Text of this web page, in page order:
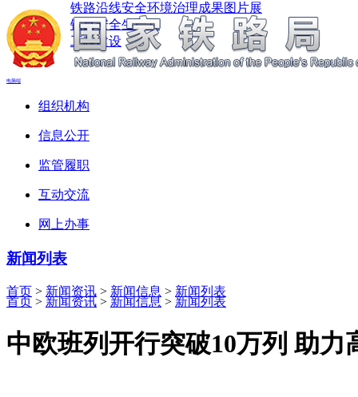
铁路沿线安全环境治理成果图片展
铁路安全生产月
工程建设
电脑端
组织机构
信息公开
监管履职
互动交流
网上办事
新闻列表
首页 > 新闻资讯 > 新闻信息 > 新闻列表
首页 > 新闻资讯 > 新闻信息 > 新闻列表
中欧班列开行突破10万列 助力